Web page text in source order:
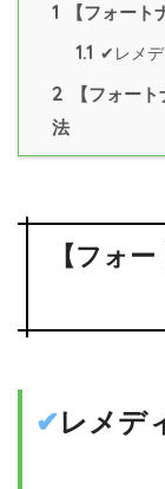
1 【フォート
1.1 ✔︎レメデ
2
【フォー
法
【フォ
✔︎レメデ